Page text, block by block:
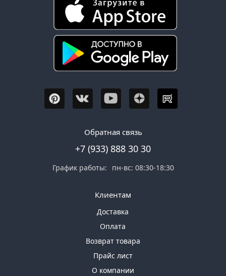
Обратная связь
+7 (933) 888 30 30
График работы: пн-вс: 08:30-18:30
Клиентам
Доставка
Оплата
Возврат товара
Прайс лист
О компании